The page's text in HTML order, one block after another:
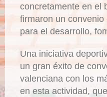
concretamente en el
firmaron un
para el desarrollo,
Una iniciativa
un gran éxito de
valenciana con los
en esta actividad,